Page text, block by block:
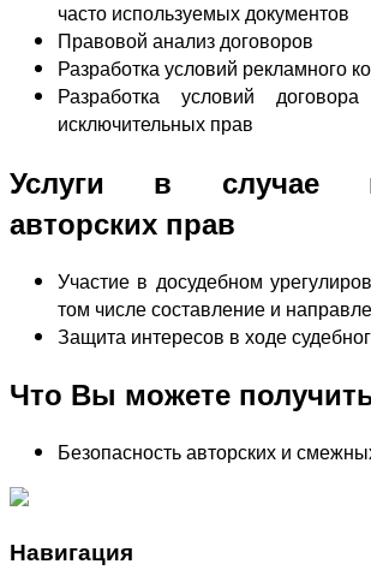
часто используемых документов
Правовой анализ договоров
Разработка условий рекламного
Разработка условий
исключительных прав
Услуги в случае
авторских прав
Участие в досудебном
том числе составление и
Защита интересов в ходе
Что Вы можете
Безопасность авторских и
Навигация